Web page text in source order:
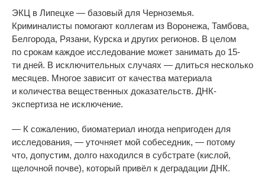
ЭКЦ в Липецке —базовый для Черноземья.
Криминалисты помогают коллегам из Воронежа, Тамбова,
Белгорода, Рязани, Курска и других регионов. В целом
по срокам каждое исследование может занимать до 15-
тидней. В исключительных случаях —длиться несколько
месяцев. Многое зависит от качества материала
и количества вещественных доказательств. ДНК-
экспертизане исключение.
— К сожалению, биоматериал иногда непригоден для
исследования, —уточняет мой собеседник, —потому
что, допустим, долго находился в субстрате (кислой,
щелочной почве), который привёл к деградации ДНК.